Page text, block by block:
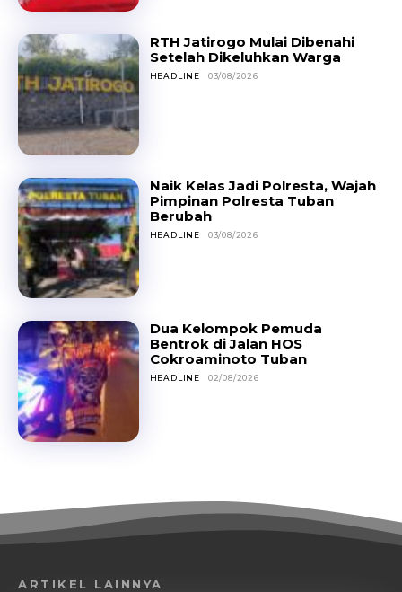
RTH Jatirogo Mulai Dibenahi
Setelah Dikeluhkan Warga
HEADLINE 03/08/2026
Naik Kelas Jadi Polresta, Wajah
Pimpinan Polresta Tuban
Berubah
HEADLINE 03/08/2026
Dua Kelompok Pemuda
Bentrok di Jalan HOS
Cokroaminoto Tuban
HEADLINE 02/08/2026
ARTIKEL LAINNYA